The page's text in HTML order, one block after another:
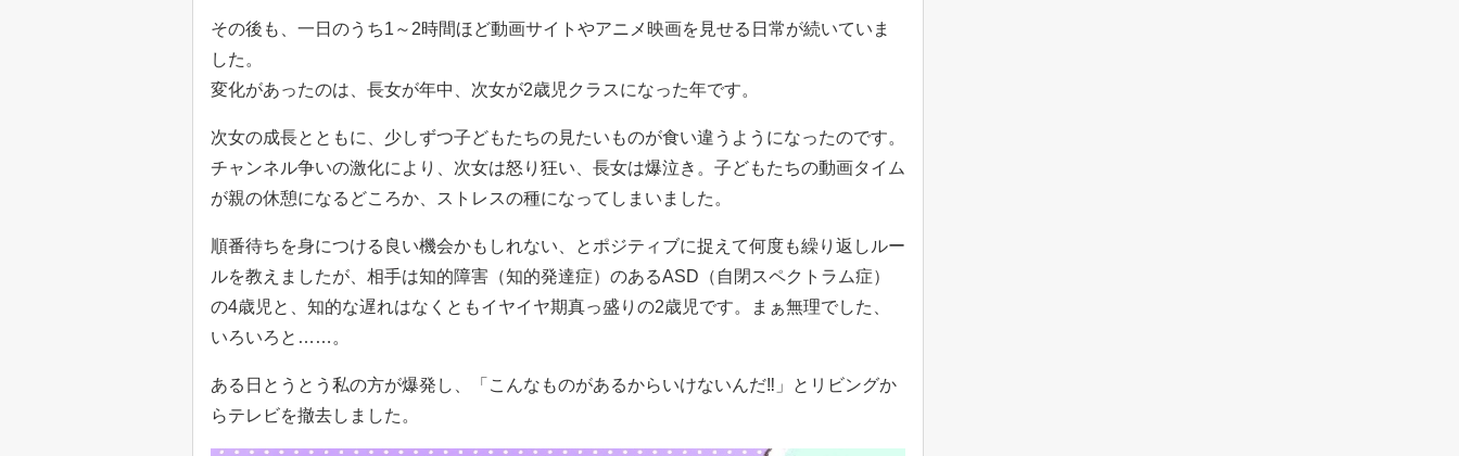
その後も、一日のうち1～2時間ほど動画サイトやアニメ映画を見せる日常が続いていま
した。
変化があったのは、長女が年中、次女が2歳児クラスになった年です。
次女の成長とともに、少しずつ子どもたちの見たいものが食い違うようになったのです。
チャンネル争いの激化により、次女は怒り狂い、長女は爆泣き。子どもたちの動画タイム
が親の休憩になるどころか、ストレスの種になってしまいました。
順番待ちを身につける良い機会かもしれない、とポジティブに捉えて何度も繰り返しルー
ルを教えましたが、相手は知的障害（知的発達症）のあるASD（自閉スペクトラム症）
の4歳児と、知的な遅れはなくともイヤイヤ期真っ盛りの2歳児です。まぁ無理でした、
いろいろと……。
ある日とうとう私の方が爆発し、「こんなものがあるからいけないんだ‼」とリビングか
らテレビを撤去しました。